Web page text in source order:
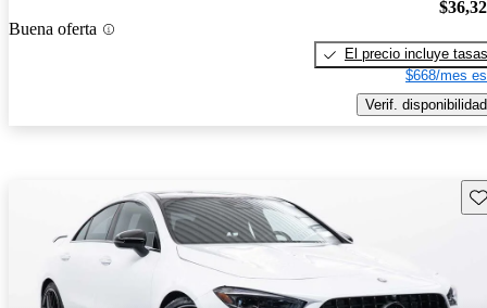
Buena oferta
El precio incluye tasas
$668/mes
Verif. disponibilidad